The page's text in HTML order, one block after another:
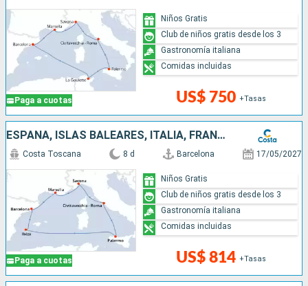
Paga a cuotas US$ 750 +Tasas
Niños Gratis
Club de niños gratis desde los 3
Gastronomía italiana
Comidas incluidas
ESPAÑA, ISLAS BALEARES, ITALIA, FRANCIA
Paga a cuotas
Costa Toscana 8 d Barcelona 17/05/2027
US$ 814 +Tasas
Niños Gratis
Club de niños gratis desde los 3
Gastronomía italiana
Comidas incluidas